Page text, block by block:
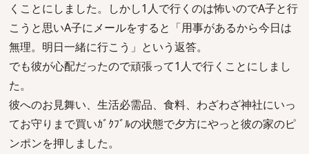
くことにしました。しかし1人で行くのは怖いのでA子と行
こうと思いA子にメールをすると「用事があるから今日は
無理。明日一緒に行こう」という返答。
でも彼が心配だったので頑張って1人で行くことにしまし
た。
彼へのお見舞い、生活必需品、食料、わざわざ神社にいっ
てお守りまで買いｶﾞｸﾌﾞﾙの状態で夕方にやっと彼の家のピ
ンポンを押しました。